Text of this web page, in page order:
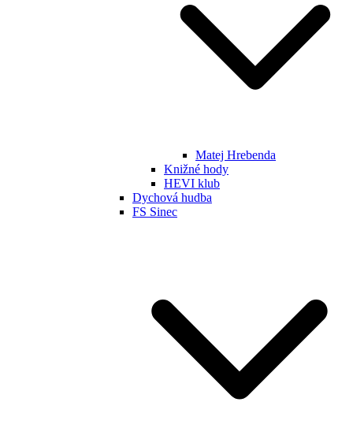
Matej Hrebenda
Knižné hody
HEVI klub
Dychová hudba
FS Sinec